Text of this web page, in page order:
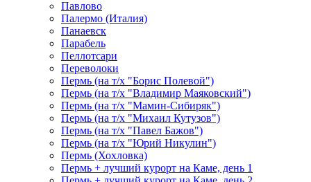
Павлово
Палермо (Италия)
Панаевск
Парабель
Пеллотсари
Переволоки
Пермь (на т/х "Борис Полевой")
Пермь (на т/х "Владимир Маяковский")
Пермь (на т/х "Мамин-Сибиряк")
Пермь (на т/х "Михаил Кутузов")
Пермь (на т/х "Павел Бажов")
Пермь (на т/х "Юрий Никулин")
Пермь (Хохловка)
Пермь + лучший курорт на Каме, день 1